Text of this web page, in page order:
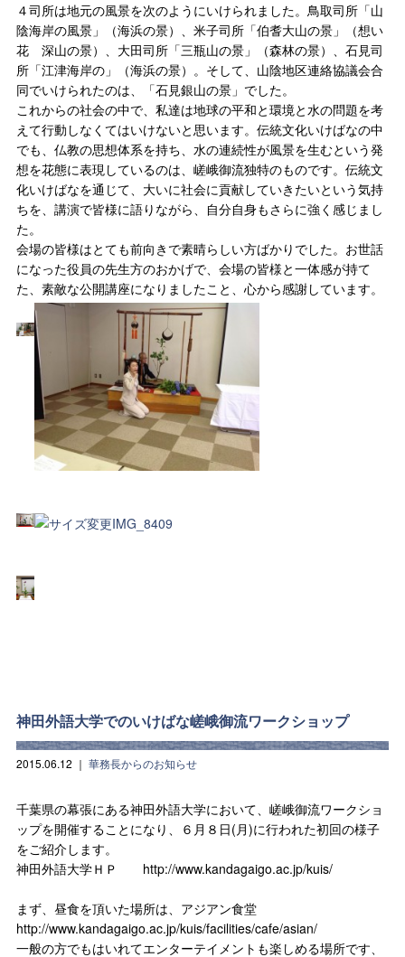
４司所は地元の風景を次のようにいけられました。鳥取司所「山
陰海岸の風景」（海浜の景）、米子司所「伯耆大山の景」（想い
花 深山の景）、大田司所「三瓶山の景」（森林の景）、石見司
所「江津海岸の」（海浜の景）。そして、山陰地区連絡協議会合
同でいけられたのは、「石見銀山の景」でした。
これからの社会の中で、私達は地球の平和と環境と水の問題を考
えて行動しなくてはいけないと思います。伝統文化いけばなの中
でも、仏教の思想体系を持ち、水の連続性が風景を生むという発
想を花態に表現しているのは、嵯峨御流独特のものです。伝統文
化いけばなを通じて、大いに社会に貢献していきたいという気持
ちを、講演で皆様に語りながら、自分自身もさらに強く感じまし
た。
会場の皆様はとても前向きで素晴らしい方ばかりでした。お世話
になった役員の先生方のおかげで、会場の皆様と一体感が持て
た、素敵な公開講座になりましたこと、心から感謝しています。
神田外語大学でのいけばな嵯峨御流ワークショップ
2015.06.12 ｜ 華務長からのお知らせ
千葉県の幕張にある神田外語大学において、嵯峨御流ワークショ
ップを開催することになり、６月８日(月)に行われた初回の様子
をご紹介します。
神田外語大学ＨＰ http://www.kandagaigo.ac.jp/kuis/
まず、昼食を頂いた場所は、アジアン食堂
http://www.kandagaigo.ac.jp/kuis/facilities/cafe/asian/
一般の方でもはいれてエンターテイメントも楽しめる場所です、